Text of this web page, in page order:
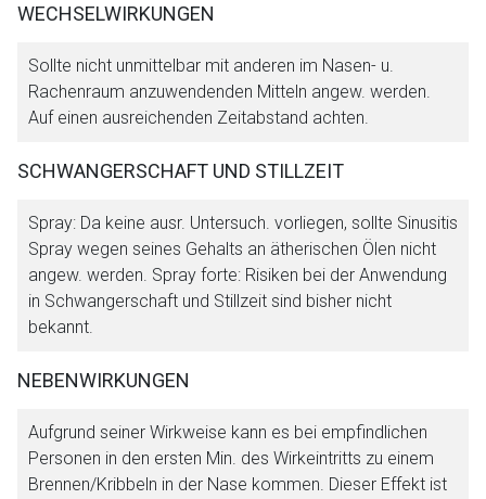
WECHSELWIRKUNGEN
Sollte nicht unmittelbar mit anderen im Nasen- u.
Rachenraum anzuwendenden Mitteln angew. werden.
Auf einen ausreichenden Zeitabstand achten.
SCHWANGERSCHAFT UND STILLZEIT
Spray: Da keine ausr. Untersuch. vorliegen, sollte Sinusitis
Spray wegen seines Gehalts an ätherischen Ölen nicht
angew. werden. Spray forte: Risiken bei der Anwendung
in Schwangerschaft und Stillzeit sind bisher nicht
bekannt.
NEBENWIRKUNGEN
Aufgrund seiner Wirkweise kann es bei empfindlichen
Personen in den ersten Min. des Wirkeintritts zu einem
Brennen/Kribbeln in der Nase kommen. Dieser Effekt ist